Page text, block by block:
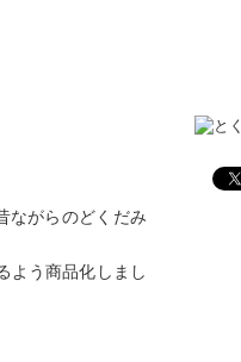
ながらのどくだみ
よう商品化しまし